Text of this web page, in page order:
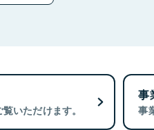
いただけます。
事
事